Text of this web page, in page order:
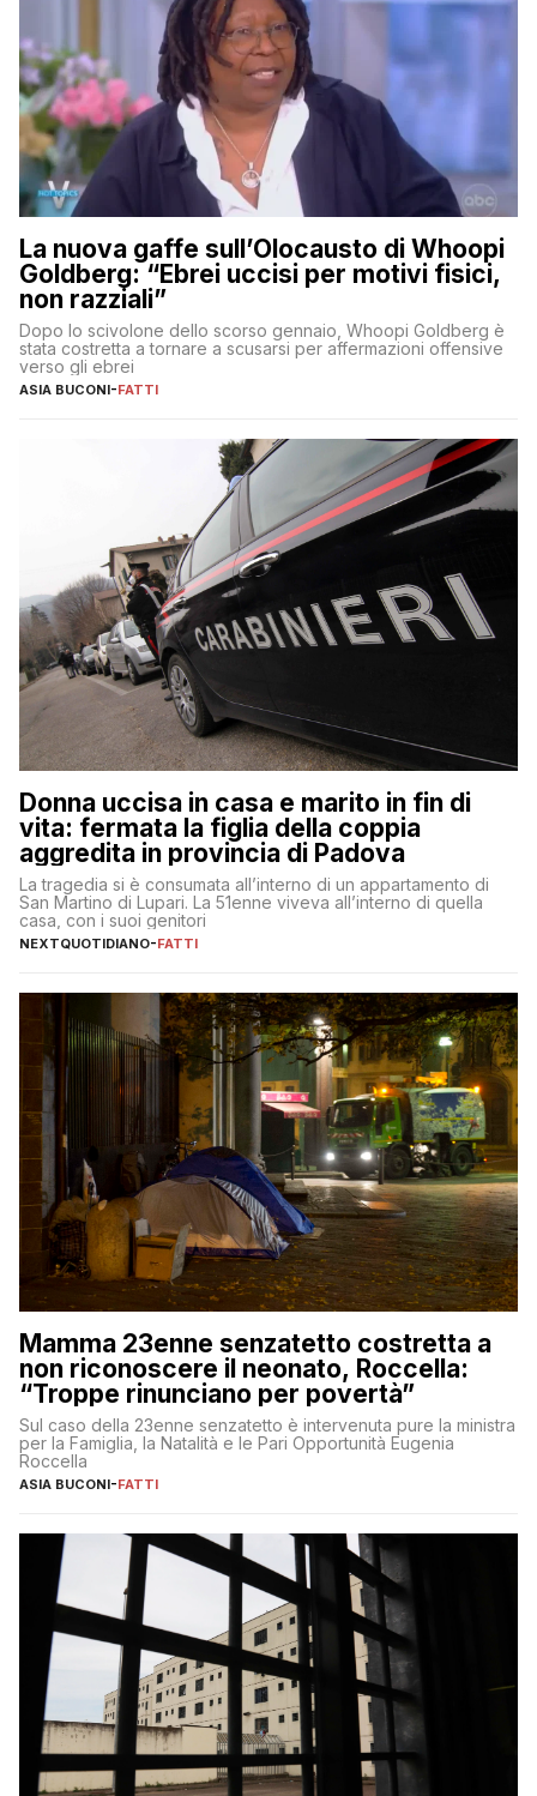
La nuova gaffe sull’Olocausto di Whoopi
Goldberg: “Ebrei uccisi per motivi fisici,
non razziali”
Dopo lo scivolone dello scorso gennaio, Whoopi Goldberg è
stata costretta a tornare a scusarsi per affermazioni offensive
verso gli ebrei
ASIA BUCONI-FATTI
Donna uccisa in casa e marito in fin di
vita: fermata la figlia della coppia
aggredita in provincia di Padova
La tragedia si è consumata all’interno di un appartamento di
San Martino di Lupari. La 51enne viveva all’interno di quella
casa, con i suoi genitori
NEXTQUOTIDIANO-FATTI
Mamma 23enne senzatetto costretta a
non riconoscere il neonato, Roccella:
“Troppe rinunciano per povertà”
Sul caso della 23enne senzatetto è intervenuta pure la ministra
per la Famiglia, la Natalità e le Pari Opportunità Eugenia
Roccella
ASIA BUCONI-FATTI